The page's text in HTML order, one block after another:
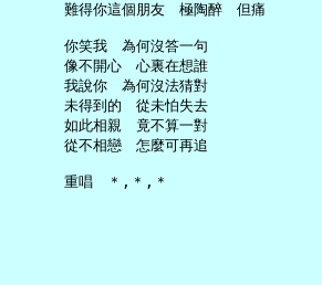
     難得你這個朋友　極陶醉　但痛
     你笑我　為何沒答一句
     像不開心　心裏在想誰
     我說你　為何沒法猜對
     未得到的　從未怕失去
     如此相親　竟不算一對
     從不相戀　怎麼可再追